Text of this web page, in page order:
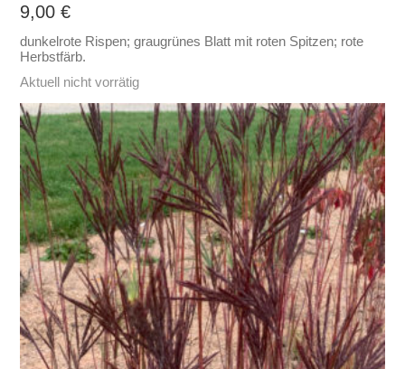
9,00€
dunkelrote Rispen; graugrünes Blatt mit roten Spitzen; rote
Herbstfärb.
Aktuell nicht vorrätig